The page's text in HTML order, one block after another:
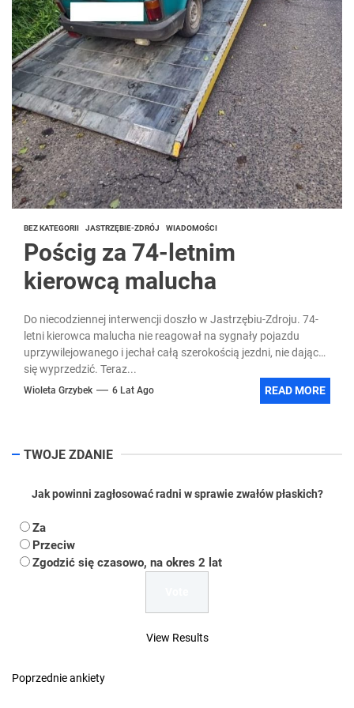
BEZ KATEGORII JASTRZĘBIE-ZDRÓJ WIADOMOŚCI
Pościg za 74-letnim
kierowcą malucha
Do niecodziennej interwencji doszło w Jastrzębiu-Zdroju. 74-
letni kierowca malucha nie reagował na sygnały pojazdu
uprzywilejowanego i jechał całą szerokością jezdni, nie dając
się wyprzedzić. Teraz...
Wioleta Grzybek 6 Lat Ago READ MORE
TWOJE ZDANIE
Jak powinni zagłosować radni w sprawie zwałów płaskich?
Za
Przeciw
Zgodzić się czasowo, na okres 2 lat
View Results
Poprzednie ankiety